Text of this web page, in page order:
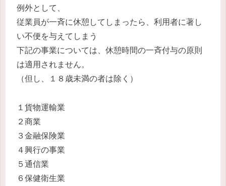
例外として、
従業員が一斉に休憩してしまったら、利用者に著し
い不便を与えてしまう
下記の事業については、休憩時間の一斉付与の原則
は適用されません。
（但し、１８歳未満の者は除く）
１貨物運輸業
２商業
３金融保険業
４興行の事業
５通信業
６保健衛生業